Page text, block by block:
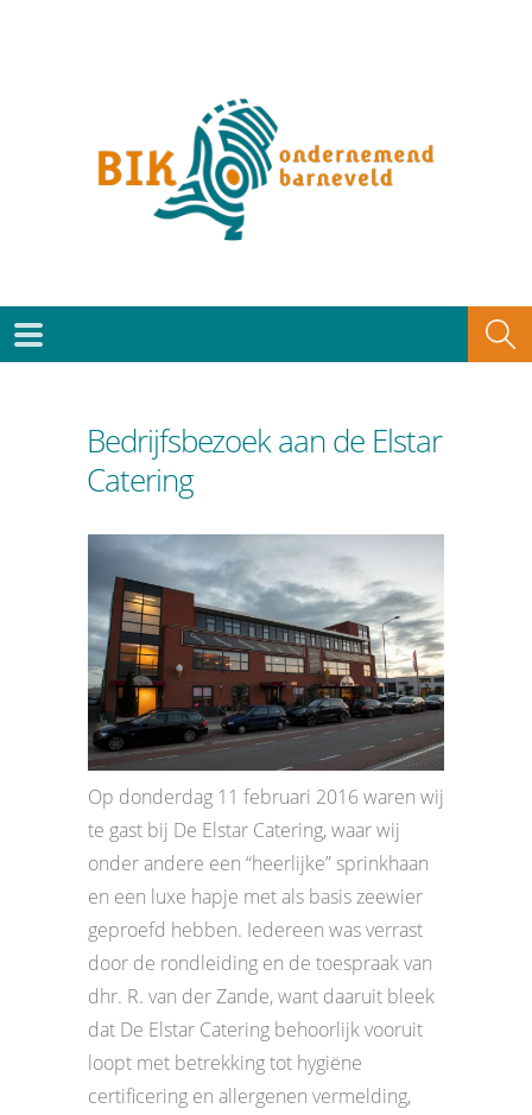
Bedrijfsbezoek aan de Elstar
Catering
Op donderdag 11 februari 2016 waren wij
te gast bij De Elstar Catering, waar wij
onder andere een “heerlijke” sprinkhaan
en een luxe hapje met als basis zeewier
geproefd hebben. Iedereen was verrast
door de rondleiding en de toespraak van
dhr. R. van der Zande, want daaruit bleek
dat De Elstar Catering behoorlijk vooruit
loopt met betrekking tot hygiëne
certificering en allergenen vermelding,